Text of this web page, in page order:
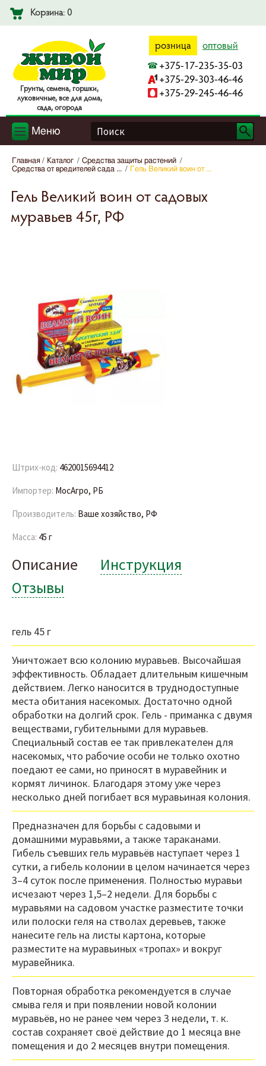
Корзина: 0
Гpyнты, ceмeнa, гopшки,
лyкoвичныe, вce для дoмa,
caдa, oгopoдa
розница оптовый
+375-17-235-35-03
+375-29-303-46-46
+375-29-245-46-46
Меню
Главная Каталог
Средства защиты растений
Средства от вредителей сада ...
Гель Великий воин от ...
Гель Великий воин от садовых
муравьев 45г, РФ
Штрих-код: 4620015694412
Импортер: МосАгро, РБ
Производитель: Ваше хозяйство, РФ
Масса: 45 г
Описание
Инструкция
Отзывы
гель 45 г
Уничтожает всю колонию муравьев. Высочайшая
эффективность. Обладает длительным кишечным
действием. Легко наносится в труднодоступные
места обитания насекомых. Достаточно одной
обработки на долгий срок. Гель - приманка с двумя
веществами, губительными для муравьев.
Специальный состав ее так привлекателен для
насекомых, что рабочие особи не только охотно
поедают ее сами, но приносят в муравейник и
кормят личинок. Благодаря этому уже через
несколько дней погибает вся муравьиная колония.
Предназначен для борьбы с садовыми и
домашними муравьями, а также тараканами.
Гибель съевших гель муравьёв наступает через 1
сутки, а гибель колонии в целом начинается через
3–4 суток после применения. Полностью муравьи
исчезают через 1,5–2 недели. Для борьбы с
муравьями на садовом участке разместите точки
или полоски геля на стволах деревьев, также
нанесите гель на листы картона, которые
разместите на муравьиных «тропах» и вокруг
муравейника.
Повторная обработка рекомендуется в случае
смыва геля и при появлении новой колонии
муравьёв, но не ранее чем через 3 недели, т. к.
состав сохраняет своё действие до 1 месяца вне
помещения и до 2 месяцев внутри помещения.